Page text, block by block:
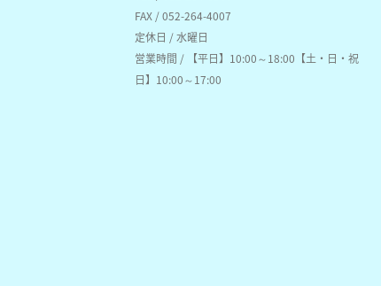
FAX / 052-264-4007
定休日 / 水曜日
営業時間 / 【平日】10:00～18:00【土・日・祝
日】10:00～17:00